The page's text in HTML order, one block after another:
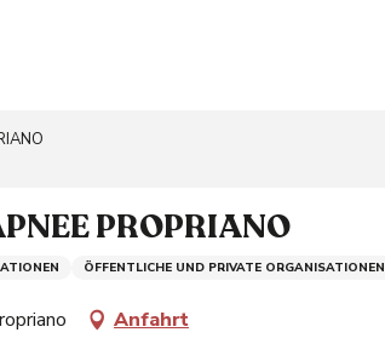
PROPRIANO
ÖFFENTLICHE UND PRIVATE ORGANISATIONEN
Anfahrt